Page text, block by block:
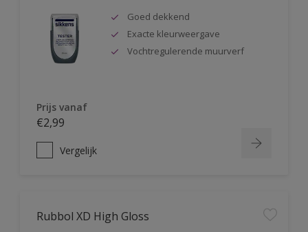
Goed dekkend
Exacte kleurweergave
Vochtregulerende muurverf
Prijs vanaf
€2,99
Vergelijk
Rubbol XD High Gloss